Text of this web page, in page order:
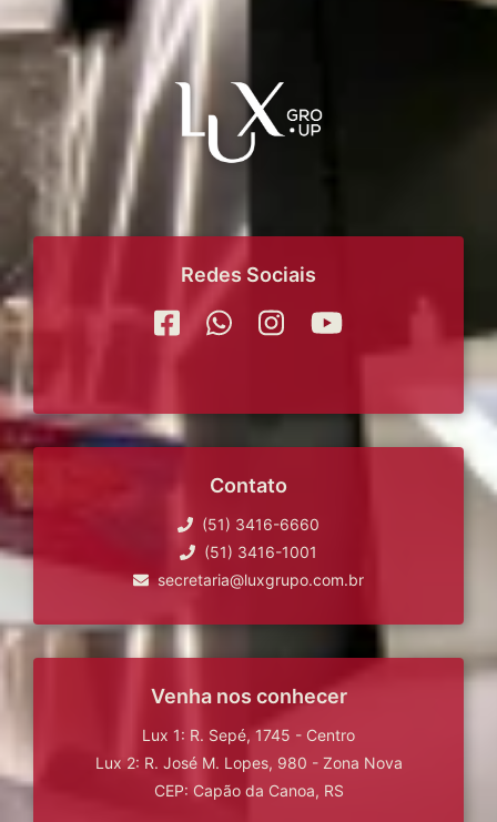
Redes Sociais
Contato
(51) 3416-6660
(51) 3416-1001
secretaria@luxgrupo.com.br
Venha nos conhecer
Lux 1: R. Sepé, 1745 - Centro
Lux 2: R. José M. Lopes, 980 - Zona Nova
CEP: Capão da Canoa, RS